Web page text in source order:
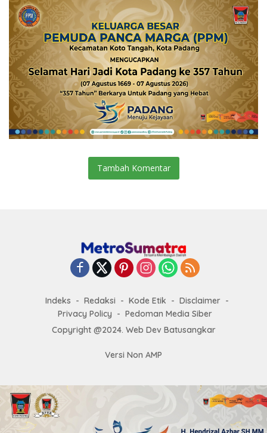
Tambah Komentar
Indeks Redaksi Kode Etik
Disclaimer
Privacy Policy
Pedoman Media Siber
Copyright @2024. Web Dev Batusangkar
Versi Non AMP